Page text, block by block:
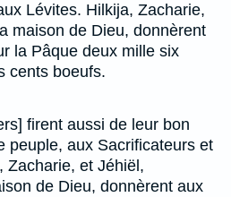
Lévites. Hilkija, Zacharie,
maison de Dieu, donnèrent
la Pâque deux mille six
cents boeufs.
firent aussi de leur bon
peuple, aux Sacrificateurs et
Zacharie, et Jéhiël,
de Dieu, donnèrent aux